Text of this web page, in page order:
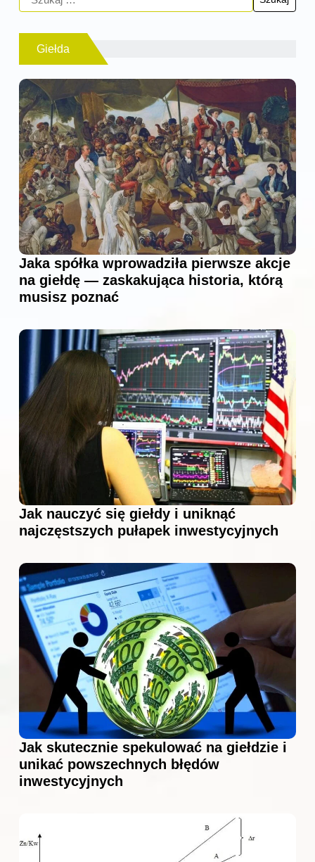
Giełda
Jaka spółka wprowadziła pierwsze akcje
na giełdę — zaskakująca historia, którą
musisz poznać
Jak nauczyć się giełdy i uniknąć
najczęstszych pułapek inwestycyjnych
Jak skutecznie spekulować na giełdzie i
unikać powszechnych błędów
inwestycyjnych